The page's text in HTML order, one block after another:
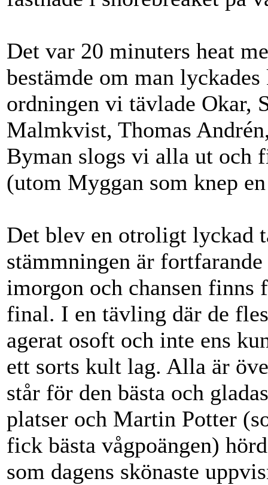
Det var 20 minuters heat
bestämde om man
ordningen vi tävlade Okar,
Malmkvist, Thomas
Byman slogs vi alla ut och
(utom Myggan som knep
Det blev en otroligt lyckad
stämmningen är
imorgon och chansen
final. I en tävling där de
agerat osoft och inte ens
ett sorts kult lag. Alla är
står för den bästa och
platser och Martin Potter
fick bästa vågpoängen)
som dagens skönaste